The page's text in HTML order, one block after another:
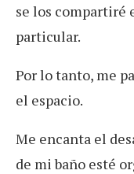
se los compartiré
particular.
Por lo tanto, me
el espacio.
Me encanta el
de mi baño esté